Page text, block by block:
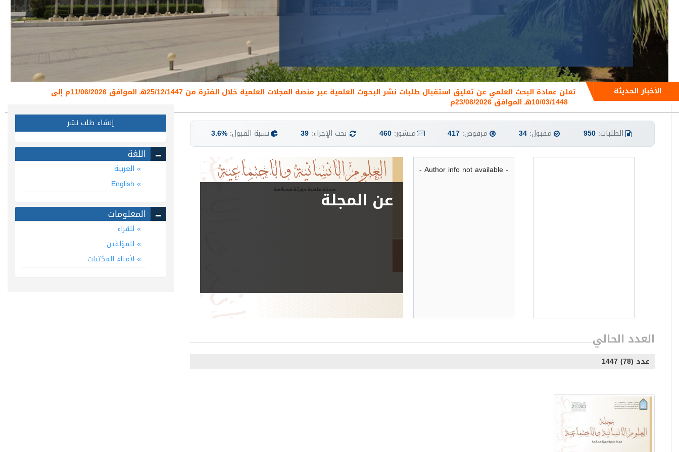
الأخبار الحديثة تعلن عمادة البحث العلمي عن تعليق استقبال طلبات نشر البحوث العلمية عبر منصة المجلات العلمية خلال الفترة من 25/12/1447هـ الموافق 11/06/2026م إلى
10/03/1448هـ الموافق 23/08/2026م
الطلبات: 950 مقبول: 34 مرفوض: 417 منشور: 460 تحت الإجراء: 39 نسبة القبول: 3.6%
- Author info not available -
عن المجلة
العدد الحالي
عدد (78) 1447
إنشاء طلب نشر
اللغة
العربية
المعلومات
للقراء
للمؤلفين
لأمناء المكتبات